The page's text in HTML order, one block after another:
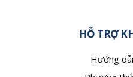
HỖ TRỢ
Hướng